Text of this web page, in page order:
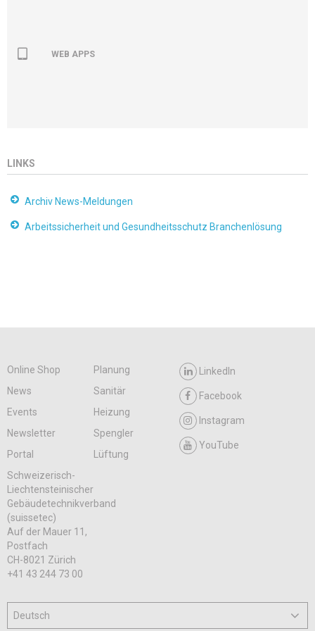
WEB APPS
LINKS
Archiv News-Meldungen
Arbeitssicherheit und Gesundheitsschutz Branchenlösung
Online Shop
Planung
News
Sanitär
Events
Heizung
Newsletter
Spengler
Portal
Lüftung
LinkedIn
Facebook
Instagram
YouTube
Schweizerisch-
Liechtensteinischer
Gebäudetechnikverband
(suissetec)
Auf der Mauer 11,
Postfach
CH-8021 Zürich
+41 43 244 73 00